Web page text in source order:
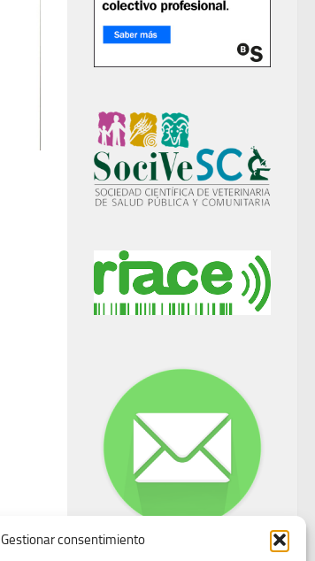
Gestionar consentimientoBuzón de dudas, quejas y sugerencias